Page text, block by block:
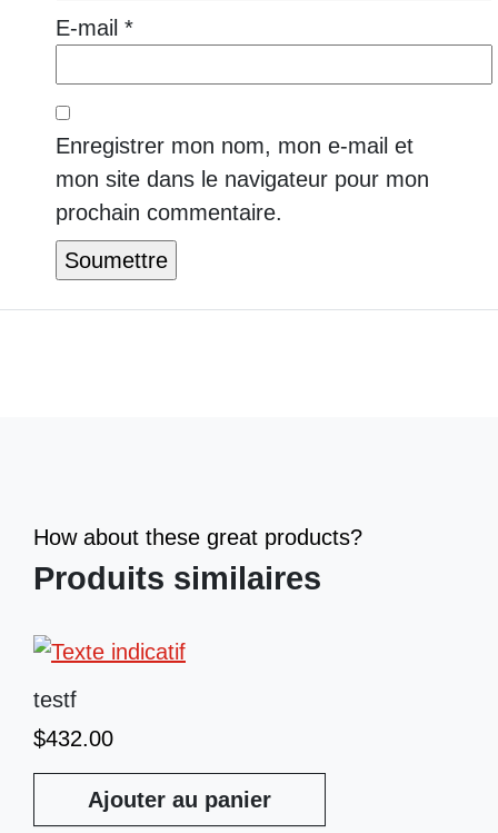
E-mail *
Enregistrer mon nom, mon e-mail et
mon site dans le navigateur pour mon
prochain commentaire.
How about these great products?
Produits similaires
testf
$432.00
Ajouter au panier